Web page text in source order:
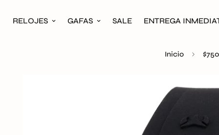
RELOJES GAFAS SALE ENTREGA
Inicio